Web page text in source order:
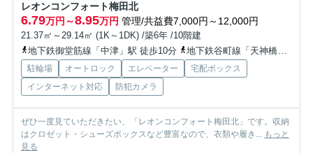
レオンコンフォート梅田北
6.79万円～8.95万円 管理/共益費7,000円～12,000円
21.37㎡～29.14㎡ (1K～1DK) /築6年 /10階建
地下鉄御堂筋線「中津」駅 徒歩10分
地下鉄谷町線「天神橋筋六丁目」駅 徒歩12分
駐輪場 オートロック エレベーター
宅配ボックス
インターネット対応
防犯カメラ
ぜひ一度見ていただきたい、「レオンコンフォート梅田北」です。収納
はクロゼット・シューズボックスなど豊富なので、衣類や履き... もっと
見る